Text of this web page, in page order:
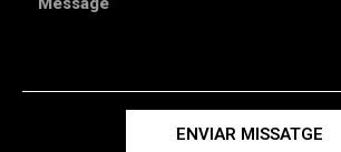
ENVIAR MISSATGE